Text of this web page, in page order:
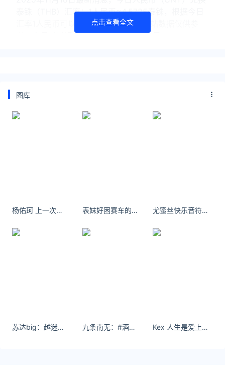
泰铢（THB）汇率：1人民币≈4.5725泰铢，根据今日
汇率1人民币可以兑换4.5725泰铢，本站数据仅供参
考，交易时以银行柜台成交价为准。人民
今日金价黄金价格实时在线查询：
律师事务所咨询免费24小时在线：
THB/1289.html
点击查看全文
图库
杨佑珂 上一次拍证件照还是在上次[喵喵] ​​​​ 表妹好困赛车的终点是赛道的尽头 ​​​​ 尤蜜丝快乐音符背后的的孤独，我一个人哭。
苏达big：越迷人越危险#感觉至上 九条南无：#酒杯太浅敬不到来日方长 #永远屈服于温柔与偏爱 Kex 人生是爱上自己 然后与欣赏自己的人分享这一切 #居家拍出氛围感 - 小红书